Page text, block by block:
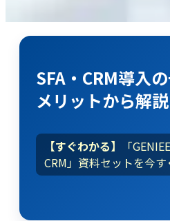
SFA・CRM導入の
メリットから解説
【すぐわかる】
「
CRM」資料セットを今